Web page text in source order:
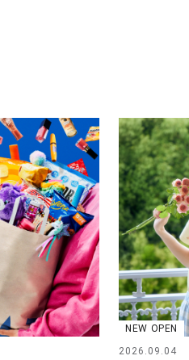
NEW OPEN
2026.09.04